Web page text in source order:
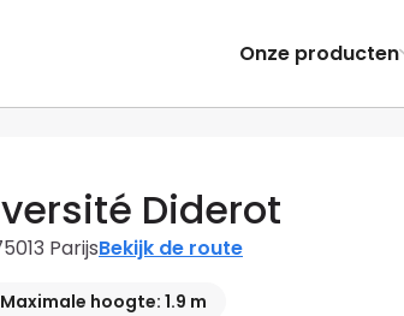
Onze producten
Diderot
ParijsBekijk de route
Maximale hoogte: 1.9 m